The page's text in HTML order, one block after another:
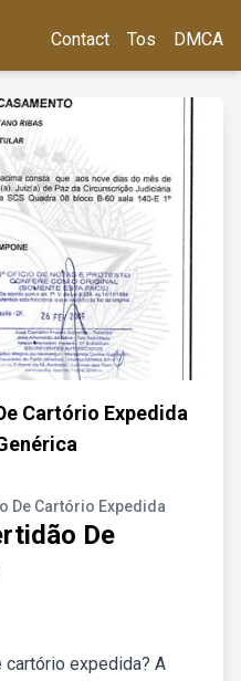
Contact Tos DMCA
Cartório Expedida
De Cartório Expedida
De
cartório expedida? A